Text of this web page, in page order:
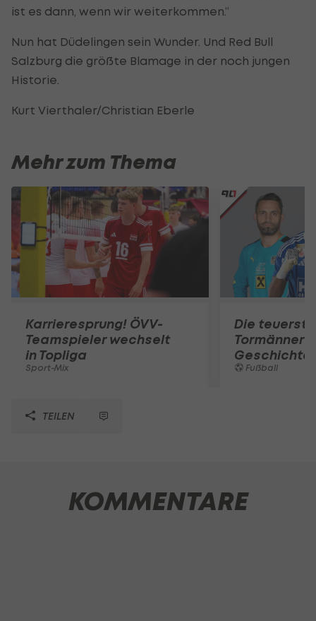
ist es dann, wenn wir weiterkommen.“
Nun hat Düdelingen sein Wunder. Und Red Bull
Salzburg die größte Blamage in der noch jungen
Historie.
Kurt Vierthaler/Christian Eberle
Mehr zum Thema
Karrieresprung! ÖVV-
Teamspieler wechselt
in Topliga
Sport-Mix
Die
Tormänner
Geschichte
Fußball
TEILEN
KOMMENTARE